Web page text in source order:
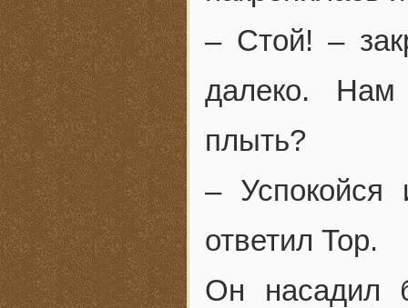
– Стой! –
далеко.
плыть?
– Успокойся
ответил Тор.
Он насадил